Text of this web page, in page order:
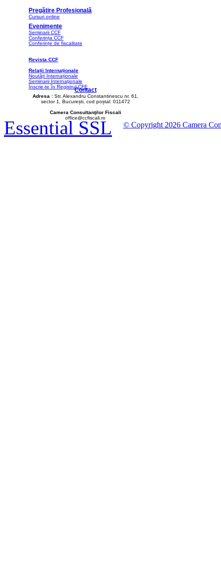
Pregătire Profesională
Cursuri online
Evenimente
Seminarii CCF
Conferința CCF
Conferințe de fiscalitate
Revista CCF
Relații Internaționale
Noutăți Internaționale
Seminarii Internaţionale
Înscrie-te în Registrul CFE
Contact
Adresa : Str. Alexandru Constantinescu nr. 61,
sector 1, București, cod poștal: 011472
Camera Consultanţilor Fiscali
office@ccfiscali.ro
© Copyright 2026 Camera
Essential SSL